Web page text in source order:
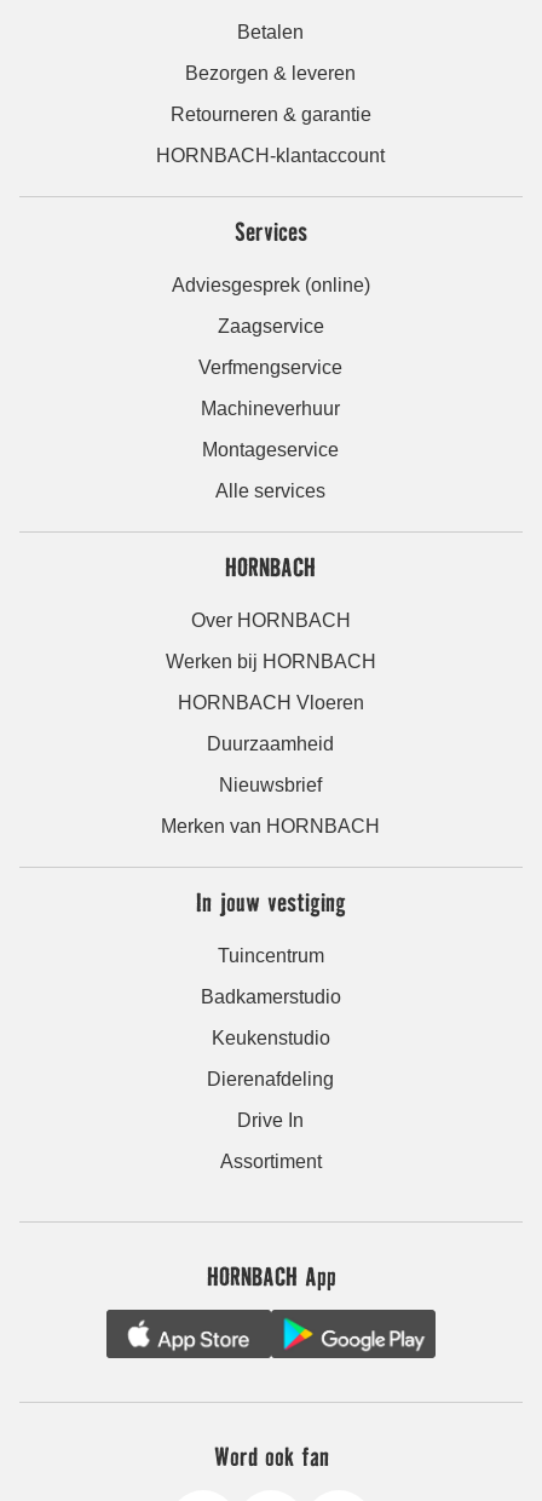
Betalen
Bezorgen & leveren
Retourneren & garantie
HORNBACH-klantaccount
Services
Adviesgesprek (online)
Zaagservice
Verfmengservice
Machineverhuur
Montageservice
Alle services
HORNBACH
Over HORNBACH
Werken bij HORNBACH
HORNBACH Vloeren
Duurzaamheid
Nieuwsbrief
Merken van HORNBACH
In jouw vestiging
Tuincentrum
Badkamerstudio
Keukenstudio
Dierenafdeling
Drive In
Assortiment
HORNBACH App
Word ook fan